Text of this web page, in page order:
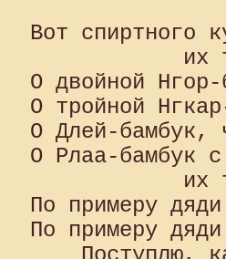
Вот спиртного
их
О двойной
О тройной
О Длей-бамбук,
О Рлаа-бамбук
их
По примеру
По примеру